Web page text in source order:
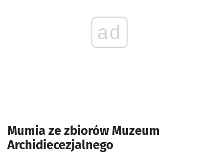
ad
Mumia ze zbiorów Muzeum
Archidiecezjalnego